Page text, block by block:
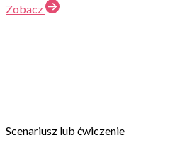
Zobacz
Scenariusz lub ćwiczenie